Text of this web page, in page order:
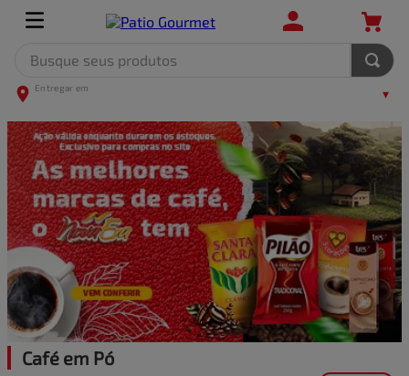
Café em Pó
TERMOS MAIS BUSCADOS
1º
leite
2º
frango
3º
café
4º
arroz
5º carne